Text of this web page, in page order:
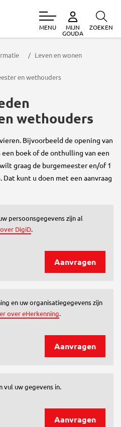
MENU MIJN
GOUDA
ZOEKEN
Leven en wonen
en wethouders
wethouders
Bijvoorbeeld de opening van
boek of de onthulling van een
graag de burgemeester en/of 1
kunt u doen met een aanvraag
persoonsgegevens zijn al
DigiD.
Aanvragen
en uw organisatiegegevens zijn
over eHerkenning.
Aanvragen
vul uw gegevens in.
Aanvragen